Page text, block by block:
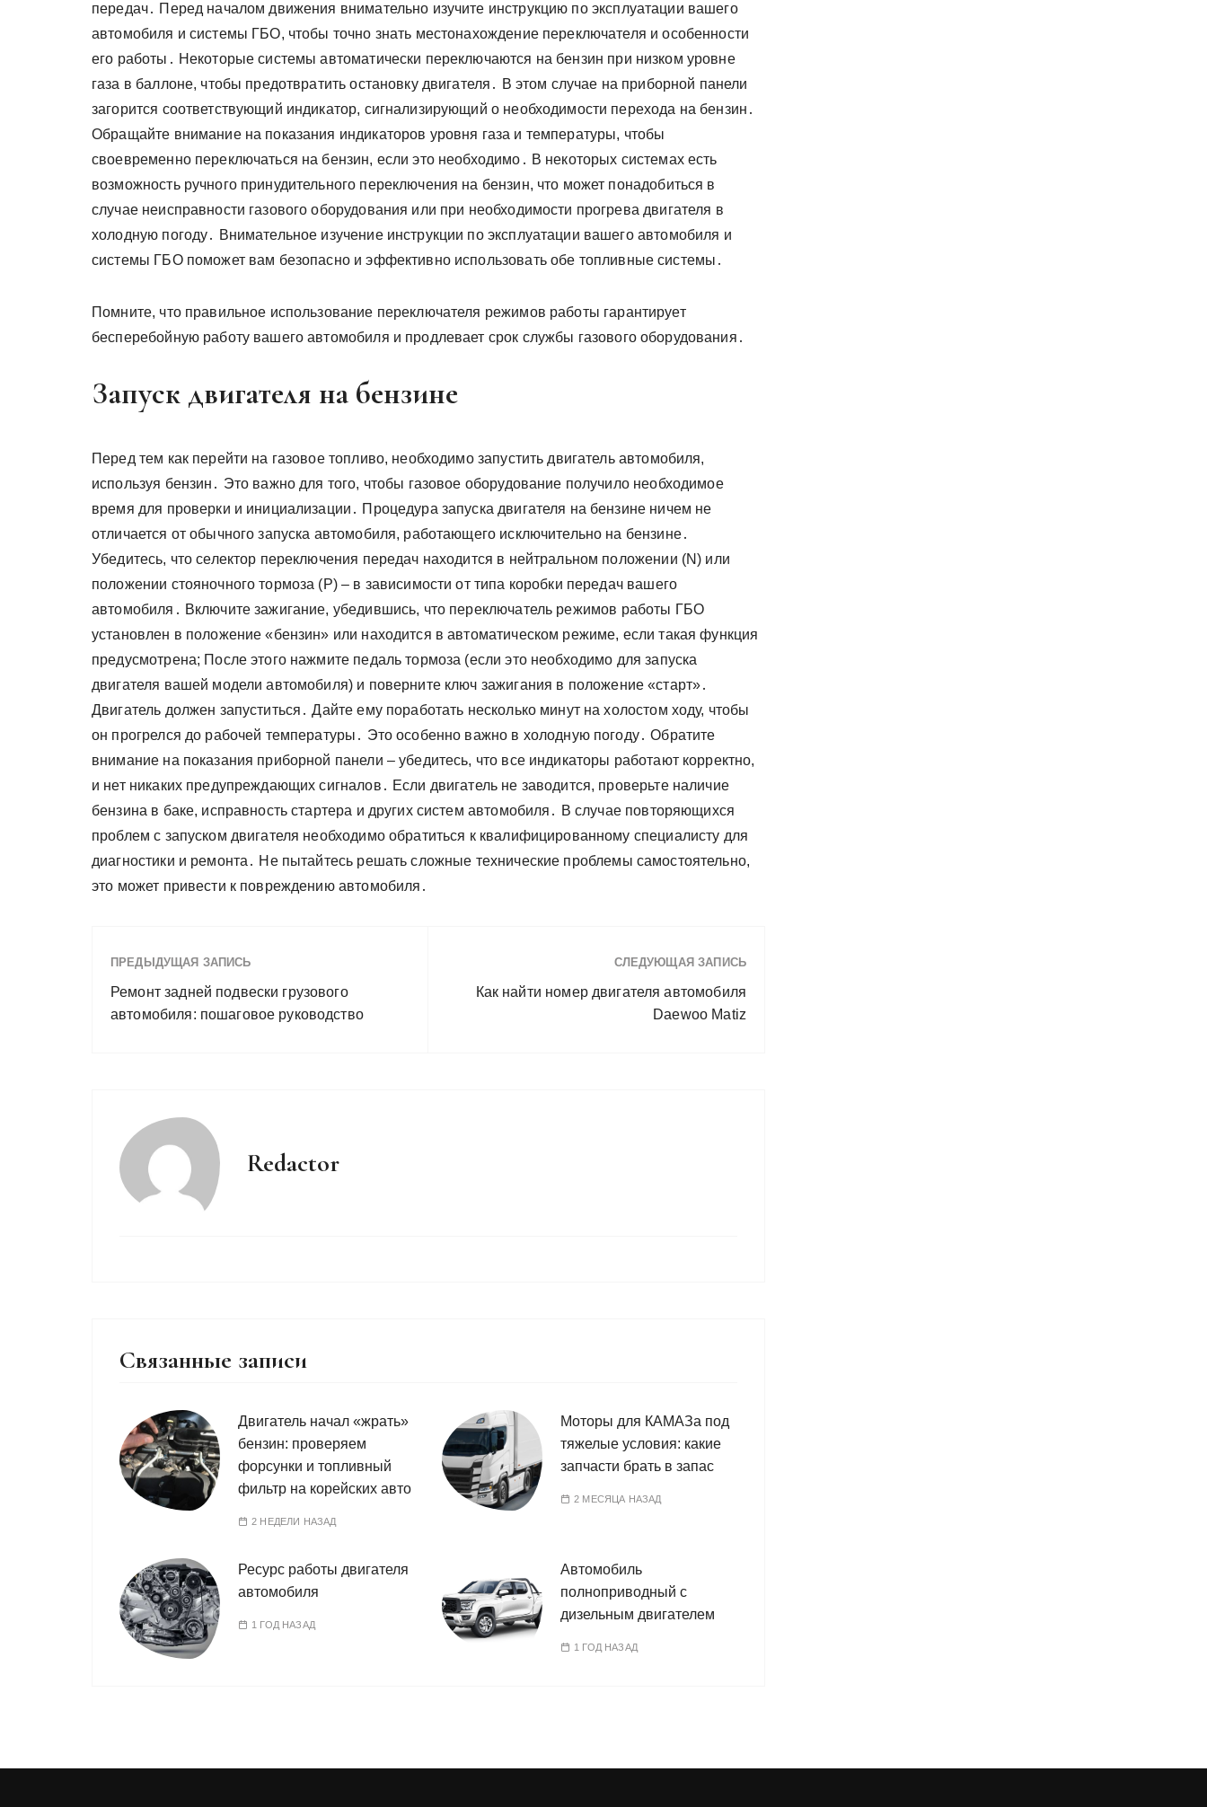
передач․ Перед началом движения внимательно изучите инструкцию по эксплуатации вашего
автомобиля и системы ГБО, чтобы точно знать местонахождение переключателя и особенности
его работы․ Некоторые системы автоматически переключаются на бензин при низком уровне
газа в баллоне, чтобы предотвратить остановку двигателя․ В этом случае на приборной панели
загорится соответствующий индикатор, сигнализирующий о необходимости перехода на бензин․
Обращайте внимание на показания индикаторов уровня газа и температуры, чтобы
своевременно переключаться на бензин, если это необходимо․ В некоторых системах есть
возможность ручного принудительного переключения на бензин, что может понадобиться в
случае неисправности газового оборудования или при необходимости прогрева двигателя в
холодную погоду․ Внимательное изучение инструкции по эксплуатации вашего автомобиля и
системы ГБО поможет вам безопасно и эффективно использовать обе топливные системы․
Помните, что правильное использование переключателя режимов работы гарантирует
бесперебойную работу вашего автомобиля и продлевает срок службы газового оборудования․
Запуск двигателя на бензине
Перед тем как перейти на газовое топливо, необходимо запустить двигатель автомобиля,
используя бензин․ Это важно для того, чтобы газовое оборудование получило необходимое
время для проверки и инициализации․ Процедура запуска двигателя на бензине ничем не
отличается от обычного запуска автомобиля, работающего исключительно на бензине․
Убедитесь, что селектор переключения передач находится в нейтральном положении (N) или
положении стояночного тормоза (P) – в зависимости от типа коробки передач вашего
автомобиля․ Включите зажигание, убедившись, что переключатель режимов работы ГБО
установлен в положение «бензин» или находится в автоматическом режиме, если такая функция
предусмотрена; После этого нажмите педаль тормоза (если это необходимо для запуска
двигателя вашей модели автомобиля) и поверните ключ зажигания в положение «старт»․
Двигатель должен запуститься․ Дайте ему поработать несколько минут на холостом ходу, чтобы
он прогрелся до рабочей температуры․ Это особенно важно в холодную погоду․ Обратите
внимание на показания приборной панели – убедитесь, что все индикаторы работают корректно,
и нет никаких предупреждающих сигналов․ Если двигатель не заводится, проверьте наличие
бензина в баке, исправность стартера и других систем автомобиля․ В случае повторяющихся
проблем с запуском двигателя необходимо обратиться к квалифицированному специалисту для
диагностики и ремонта․ Не пытайтесь решать сложные технические проблемы самостоятельно,
это может привести к повреждению автомобиля․
ПРЕДЫДУЩАЯ ЗАПИСЬ
Ремонт задней подвески грузового
автомобиля: пошаговое руководство
СЛЕДУЮЩАЯ ЗАПИСЬ
Как найти номер двигателя автомобиля
Daewoo Matiz
Redactor
Связанные записи
Двигатель начал «жрать»
бензин: проверяем
форсунки и топливный
фильтр на корейских авто
2 НЕДЕЛИ НАЗАД
Моторы для КАМАЗа под
тяжелые условия: какие
запчасти брать в запас
2 МЕСЯЦА НАЗАД
Ресурс работы двигателя
автомобиля
1 ГОД НАЗАД
Автомобиль
полноприводный с
дизельным двигателем
1 ГОД НАЗАД